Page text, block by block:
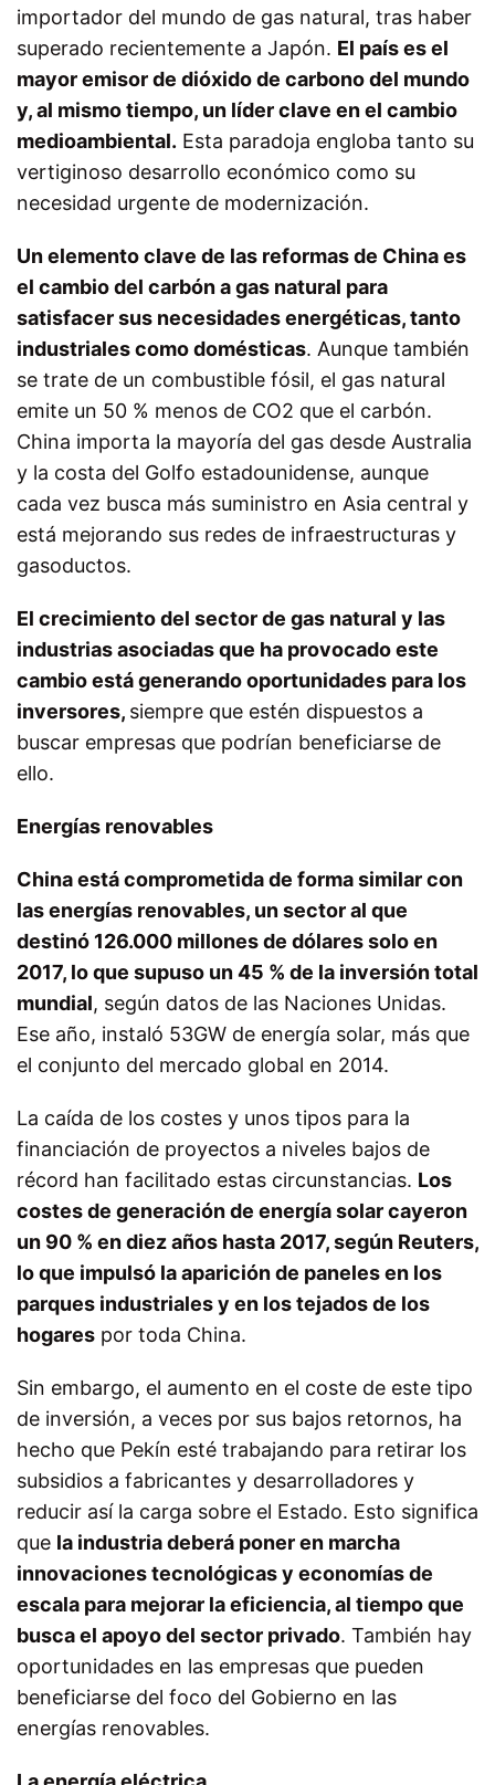
importador del mundo de gas natural, tras haber
superado recientemente a Japón. El país es el
mayor emisor de dióxido de carbono del mundo
y, al mismo tiempo, un líder clave en el cambio
medioambiental. Esta paradoja engloba tanto su
vertiginoso desarrollo económico como su
necesidad urgente de modernización.
Un elemento clave de las reformas de China es
el cambio del carbón a gas natural para
satisfacer sus necesidades energéticas, tanto
industriales como domésticas. Aunque también
se trate de un combustible fósil, el gas natural
emite un 50 % menos de CO2 que el carbón.
China importa la mayoría del gas desde Australia
y la costa del Golfo estadounidense, aunque
cada vez busca más suministro en Asia central y
está mejorando sus redes de infraestructuras y
gasoductos.
El crecimiento del sector de gas natural y las
industrias asociadas que ha provocado este
cambio está generando oportunidades para los
inversores, siempre que estén dispuestos a
buscar empresas que podrían beneficiarse de
ello.
Energías renovables
China está comprometida de forma similar con
las energías renovables, un sector al que
destinó 126.000 millones de dólares solo en
2017, lo que supuso un 45 % de la inversión total
mundial, según datos de las Naciones Unidas.
Ese año, instaló 53GW de energía solar, más que
el conjunto del mercado global en 2014.
La caída de los costes y unos tipos para la
financiación de proyectos a niveles bajos de
récord han facilitado estas circunstancias. Los
costes de generación de energía solar cayeron
un 90 % en diez años hasta 2017, según Reuters,
lo que impulsó la aparición de paneles en los
parques industriales y en los tejados de los
hogares por toda China.
Sin embargo, el aumento en el coste de este tipo
de inversión, a veces por sus bajos retornos, ha
hecho que Pekín esté trabajando para retirar los
subsidios a fabricantes y desarrolladores y
reducir así la carga sobre el Estado. Esto significa
que la industria deberá poner en marcha
innovaciones tecnológicas y economías de
escala para mejorar la eficiencia, al tiempo que
busca el apoyo del sector privado. También hay
oportunidades en las empresas que pueden
beneficiarse del foco del Gobierno en las
energías renovables.